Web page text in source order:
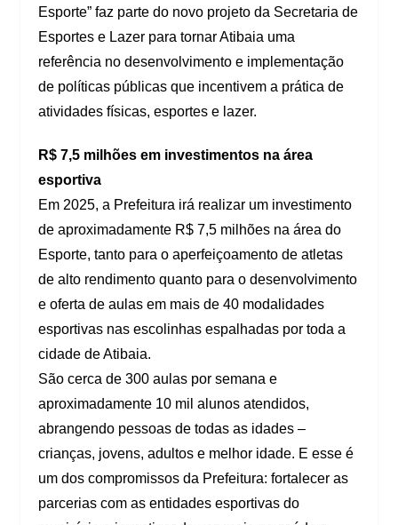
Esporte” faz parte do novo projeto da Secretaria de
Esportes e Lazer para tornar Atibaia uma
referência no desenvolvimento e implementação
de políticas públicas que incentivem a prática de
atividades físicas, esportes e lazer.
R$ 7,5 milhões em investimentos na área
esportiva
Em 2025, a Prefeitura irá realizar um investimento
de aproximadamente R$ 7,5 milhões na área do
Esporte, tanto para o aperfeiçoamento de atletas
de alto rendimento quanto para o desenvolvimento
e oferta de aulas em mais de 40 modalidades
esportivas nas escolinhas espalhadas por toda a
cidade de Atibaia.
São cerca de 300 aulas por semana e
aproximadamente 10 mil alunos atendidos,
abrangendo pessoas de todas as idades –
crianças, jovens, adultos e melhor idade. E esse é
um dos compromissos da Prefeitura: fortalecer as
parcerias com as entidades esportivas do